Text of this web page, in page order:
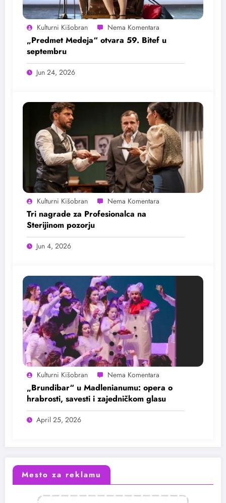
Kulturni Kišobran
„Predmet Medeja“ otvara 59. Bitef u
septembru
Jun 24, 2026
Kulturni Kišobran
Tri nagrade za Profesionalca na
Sterijinom pozorju
Jun 4, 2026
Kulturni Kišobran
„Brundibar“ u Madlenianumu: opera o
hrabrosti, savesti i zajedničkom glasu
April 25, 2026
Mesto za reklamu